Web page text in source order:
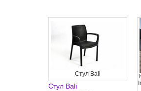
Стул Bali
Стул Bali